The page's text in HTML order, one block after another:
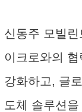
신동주 모빌
이크로와의
강화하고, 글
도체 솔루션